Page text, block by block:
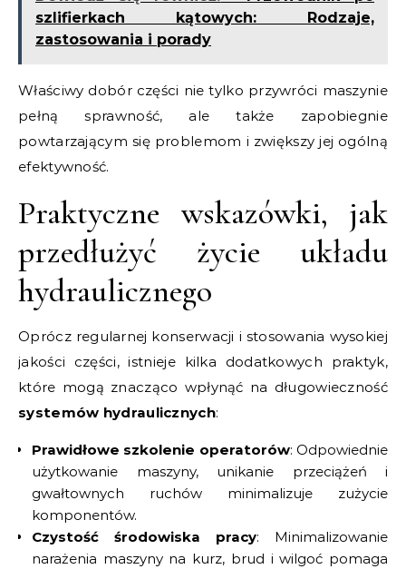
szlifierkach kątowych: Rodzaje,
zastosowania i porady
Właściwy dobór części nie tylko przywróci maszynie
pełną sprawność, ale także zapobiegnie
powtarzającym się problemom i zwiększy jej ogólną
efektywność.
Praktyczne wskazówki, jak
przedłużyć życie układu
hydraulicznego
Oprócz regularnej konserwacji i stosowania wysokiej
jakości części, istnieje kilka dodatkowych praktyk,
które mogą znacząco wpłynąć na długowieczność
systemów hydraulicznych:
Prawidłowe szkolenie operatorów: Odpowiednie
użytkowanie maszyny, unikanie przeciążeń i
gwałtownych ruchów minimalizuje zużycie
komponentów.
Czystość środowiska pracy: Minimalizowanie
narażenia maszyny na kurz, brud i wilgoć pomaga